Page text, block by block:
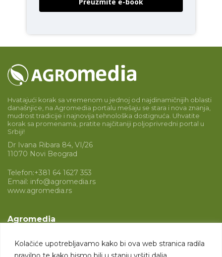
Kolačiće upotrebljavamo kako bi ova web stranica radila
Preuzmite e-book
Hvatajući korak sa vremenom u jednoj od najdinamičnijih oblasti
današnjice, na Agromedia portalu mešaju se stara i nova znanja,
mudrost tradicije i najnovija tehnološka dostignuća. Uhvatite
korak sa promenama, pratite najčitaniji poljoprivredni portal u
Srbiji!
Dr Ivana Ribara 84, VI/26
11070 Novi Beograd
Telefon:+381 64 1627 353
Email: info@agromedia.rs
www.agromedia.rs
Agromedia
Svet poljoprivrede